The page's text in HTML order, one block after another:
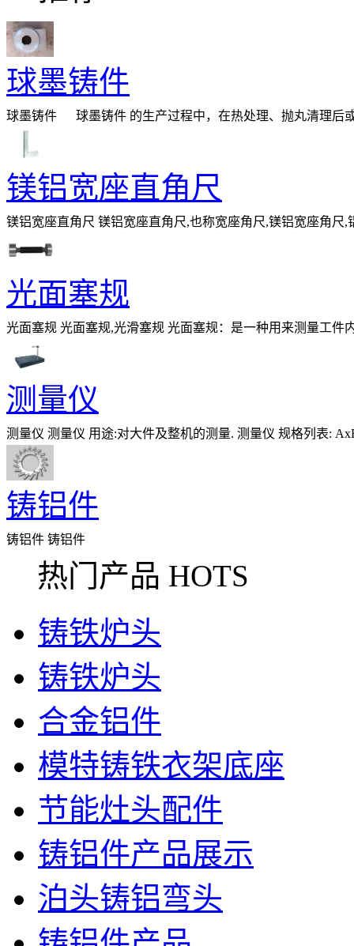
球墨铸件
球墨铸件 球墨铸件 的生产过程中，在热处理、抛丸清理后
状内壁光滑的孔洞，这些孔洞一般在铸
镁铝宽座直角尺
镁铝宽座直角尺 镁铝宽座直角尺,也称宽座角尺,镁铝宽座角尺
新材料，经国家的科研、计量部门推
光面塞规
光面塞规 光面塞规,光滑塞规 光面塞规：是一种用来测量工
最小极限尺寸一端叫做通端，最大极限
测量仪
测量仪 测量仪 用途:对大件及整机的测量. 测量仪 规格列表:
铸铝件
铸铝件 铸铝件
热门产品 HOTS
铸铁炉头
铸铁炉头
合金铝件
模特铸铁衣架底座
节能灶头配件
铸铝件产品展示
泊头铸铝弯头